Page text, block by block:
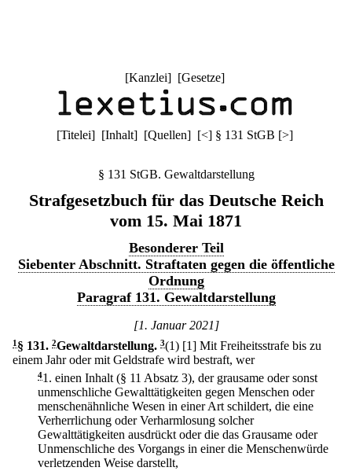
[Kanzlei] [Gesetze]
[Titelei] [Inhalt] [Quellen] [<] § 131 StGB [>]
§ 131 StGB. Gewaltdarstellung
Strafgesetzbuch für das Deutsche Reich
vom 15. Mai 1871
Besonderer Teil
Siebenter Abschnitt. Straftaten gegen die öffentliche
Ordnung
Paragraf 131. Gewaltdarstellung
[1. Januar 2021]
1 § 131. 2Gewaltdarstellung. 3(1) [1] Mit Freiheitsstrafe bis zu
einem Jahr oder mit Geldstrafe wird bestraft, wer
41. einen Inhalt (§ 11 Absatz 3), der grausame oder sonst
unmenschliche Gewalttätigkeiten gegen Menschen oder
menschenähnliche Wesen in einer Art schildert, die eine
Verherrlichung oder Verharmlosung solcher
Gewalttätigkeiten ausdrückt oder die das Grausame oder
Unmenschliche des Vorgangs in einer die Menschenwürde
verletzenden Weise darstellt,